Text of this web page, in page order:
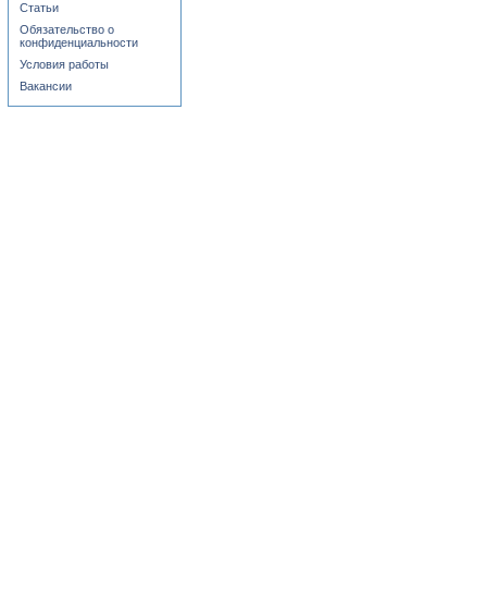
Статьи
Обязательство о
конфиденциальности
Условия работы
Вакансии